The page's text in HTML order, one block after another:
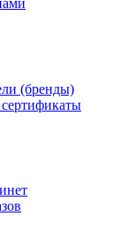
(бренды)